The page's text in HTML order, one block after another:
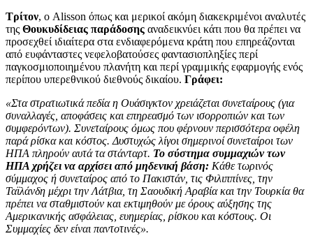
Τρίτον, ο Alisson όπως και μερικοί ακόμη διακεκριμένοι αναλυτές
της Θουκυδίδειας παράδοσης αναδεικνύει κάτι που θα πρέπει να
προσεχθεί ιδιαίτερα στα ενδιαφερόμενα κράτη που επηρεάζονται
από ευφάνταστες νεφελοβατούσες φαντασιοπληξίες περί
παγκοσμιοποιημένου πλανήτη και περί γραμμικής εφαρμογής ενός
περίπου υπερεθνικού διεθνούς δικαίου. Γράφει:
«Στα στρατιωτικά πεδία η Ουάσιγκτον χρειάζεται συνεταίρους (για
συναλλαγές, αποφάσεις και επηρεασμό των ισορροπιών και των
συμφερόντων). Συνεταίρους όμως που φέρνουν περισσότερα οφέλη
παρά ρίσκα και κόστος. Δυστυχώς λίγοι σημερινοί συνεταίροι των
ΗΠΑ πληρούν αυτά τα στάνταρτ. Το σύστημα συμμαχιών των
ΗΠΑ χρήζει να αρχίσει από μηδενική βάση: Κάθε τωρινός
σύμμαχος ή συνεταίρος από το Πακιστάν, τις Φιλιππίνες, την
Ταϊλάνδη μέχρι την Λάτβια, τη Σαουδική Αραβία και την Τουρκία θα
πρέπει να σταθμιστούν και εκτιμηθούν με όρους αύξησης της
Αμερικανικής ασφάλειας, ευημερίας, ρίσκου και κόστους. Οι
Συμμαχίες δεν είναι παντοτινές».